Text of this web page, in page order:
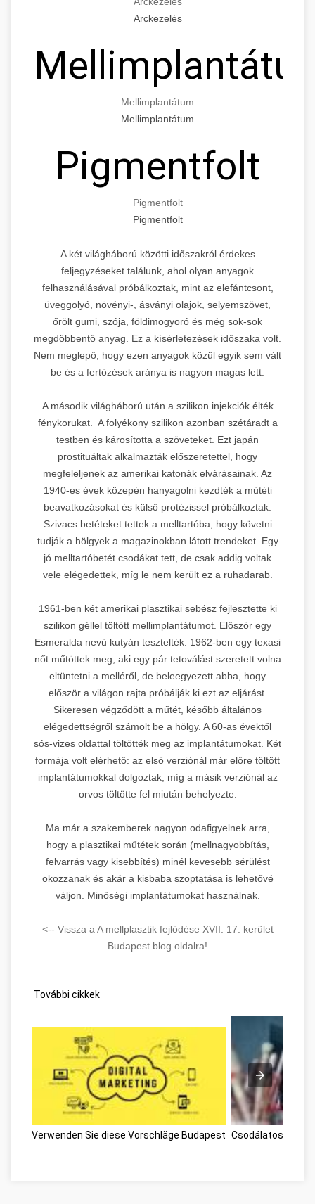
Arckezelés
Mellimplantátum
Mellimplantátum
Pigmentfolt
Pigmentfolt
Pigmentfolt
A két világháború közötti időszakról érdekes
feljegyzéseket találunk, ahol olyan anyagok
felhasználásával próbálkoztak, mint az elefántcsont,
üveggolyó, növényi-, ásványi olajok, selyemszövet,
őrölt gumi, szója, földimogyoró és még sok-sok
megdöbbentő anyag. Ez a kísérletezések időszaka volt.
Nem meglepő, hogy ezen anyagok közül egyik sem vált
be és a fertőzések aránya is nagyon magas lett.
A második világháború után a szilikon injekciók élték
fénykorukat. A folyékony szilikon azonban szétáradt a
testben és károsította a szöveteket. Ezt japán
prostituáltak alkalmazták előszeretettel, hogy
megfeleljenek az amerikai katonák elvárásainak. Az
1940-es évek közepén hanyagolni kezdték a műtéti
beavatkozásokat és külső protézissel próbálkoztak.
Szivacs betéteket tettek a melltartóba, hogy követni
tudják a hölgyek a magazinokban látott trendeket. Egy
jó melltartóbetét csodákat tett, de csak addig voltak
vele elégedettek, míg le nem került ez a ruhadarab.
1961-ben két amerikai plasztikai sebész fejlesztette ki
szilikon géllel töltött mellimplantátumot. Először egy
Esmeralda nevű kutyán tesztelték. 1962-ben egy texasi
nőt műtöttek meg, aki egy pár tetoválást szeretett volna
eltüntetni a melléről, de beleegyezett abba, hogy
először a világon rajta próbálják ki ezt az eljárást.
Sikeresen végződött a műtét, később általános
elégedettségről számolt be a hölgy. A 60-as évektől
sós-vizes oldattal töltötték meg az implantátumokat. Két
formája volt elérhető: az első verziónál már előre töltött
implantátumokkal dolgoztak, míg a másik verziónál az
orvos töltötte fel miután behelyezte.
Ma már a szakemberek nagyon odafigyelnek arra,
hogy a plasztikai műtétek során (mellnagyobbítás,
felvarrás vagy kisebbítés) minél kevesebb sérülést
okozzanak és akár a kisbaba szoptatása is lehetővé
váljon. Minőségi implantátumokat használnak.
<-- Vissza a A mellplasztik fejlődése XVII. 17. kerület
Budapest blog oldalra!
További cikkek
Verwenden Sie diese Vorschläge Budapest Csodálatos